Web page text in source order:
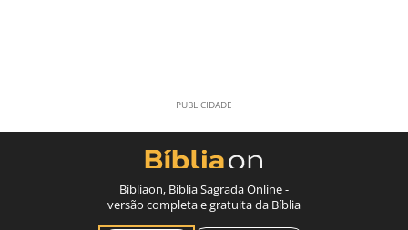
Bíbliaon, Bíblia Sagrada Online -
versão completa e gratuita da Bíblia